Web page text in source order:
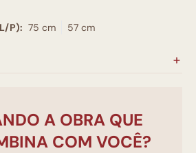
P): 75 cm 57 cm
A OBRA QUE
COM VOCÊ?